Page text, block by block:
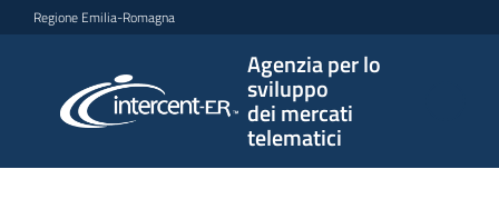
Vai al contenuto
Vai alla navigazione
Vai al footer
Regione Emilia-Romagna
Agenzia per lo
sviluppo
dei mercati
telematici
per lo
sviluppo